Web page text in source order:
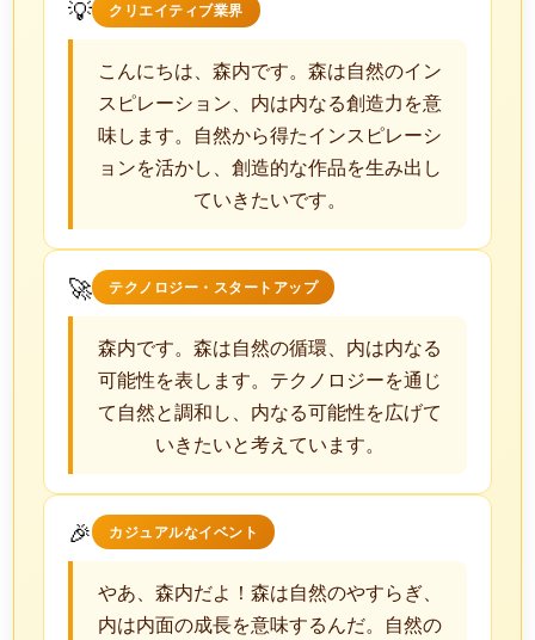
💡 クリエイティブ業界
こんにちは、森内です。森は自然のイン
スピレーション、内は内なる創造力を意
味します。自然から得たインスピレーシ
ョンを活かし、創造的な作品を生み出し
ていきたいです。
🚀 テクノロジー・スタートアップ
森内です。森は自然の循環、内は内なる
可能性を表します。テクノロジーを通じ
て自然と調和し、内なる可能性を広げて
いきたいと考えています。
🎉 カジュアルなイベント
やあ、森内だよ！森は自然のやすらぎ、
内は内面の成長を意味するんだ。自然の